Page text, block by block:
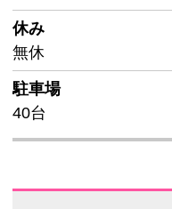
休み
無休
駐車場
40台